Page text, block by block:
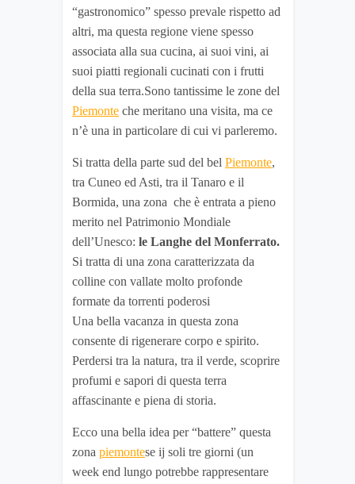
“gastronomico” spesso prevale rispetto ad
altri, ma questa regione viene spesso
associata alla sua cucina, ai suoi vini, ai
suoi piatti regionali cucinati con i frutti
della sua terra.Sono tantissime le zone del
Piemonte che meritano una visita, ma ce
n’è una in particolare di cui vi parleremo.
Si tratta della parte sud del bel Piemonte,
tra Cuneo ed Asti, tra il Tanaro e il
Bormida, una zona che è entrata a pieno
merito nel Patrimonio Mondiale
dell’Unesco: le Langhe del Monferrato.
Si tratta di una zona caratterizzata da
colline con vallate molto profonde
formate da torrenti poderosi
Una bella vacanza in questa zona
consente di rigenerare corpo e spirito.
Perdersi tra la natura, tra il verde, scoprire
profumi e sapori di questa terra
affascinante e piena di storia.
Ecco una bella idea per “battere” questa
zona piemontese ij soli tre giorni (un
week end lungo potrebbe rappresentare